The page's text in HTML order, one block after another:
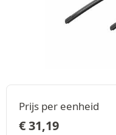
Prijs per eenheid
€31,19